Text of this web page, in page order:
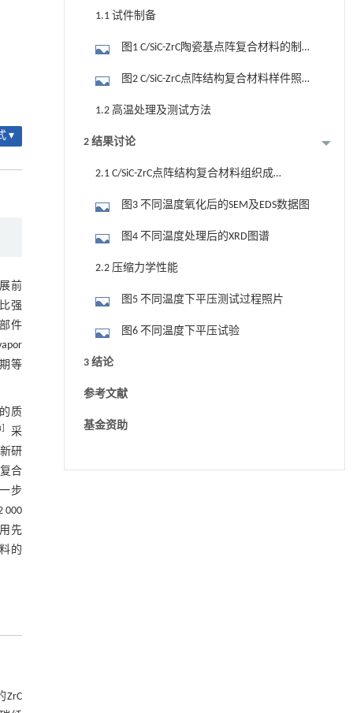
▾
前
强
件
等
质
采
研
合
步
000
先
的
ZrC
1.1 试件制备
图1 C/SiC-ZrC陶瓷基点阵复合材料的制备
图2 C/SiC-ZrC点阵结构复合材料样件照片
1.2 高温处理及测试方法
2 结果讨论
2.1 C/SiC-ZrC点阵结构复合材料组织成分
图3 不同温度氧化后的SEM及EDS数据图
图4 不同温度处理后的XRD图谱
2.2 压缩力学性能
图5 不同温度下平压测试过程照片
图6 不同温度下平压试验
3 结论
参考文献
基金资助